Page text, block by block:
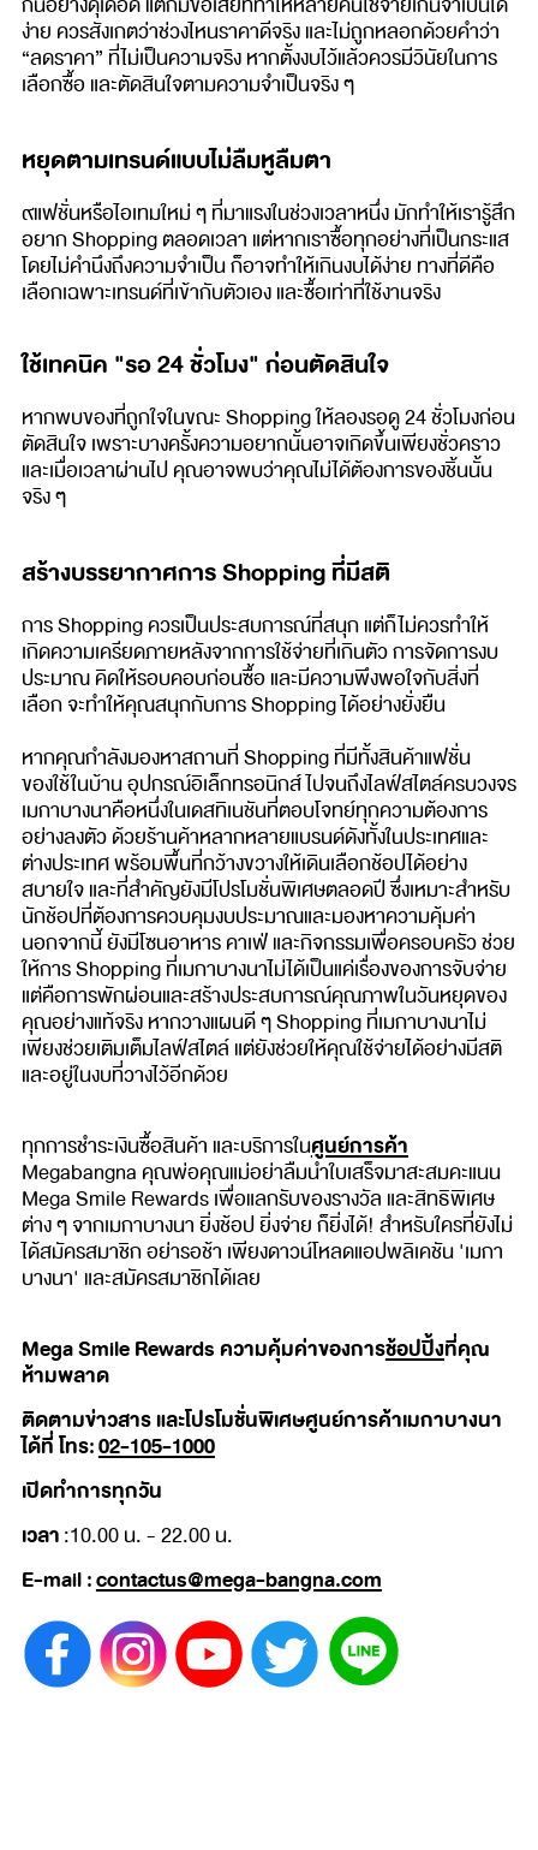
ง่าย ควรสังเกตว่าช่วงไหนราคาดีจริง และไม่ถูกหลอกด้วยคำว่า
“ลดราคา” ที่ไม่เป็นความจริง หากตั้งงบไว้แล้วควรมีวินัยในการ
เลือกซื้อ และตัดสินใจตามความจำเป็นจริง ๆ
หยุดตามเทรนด์แบบไม่ลืมหูลืมตา
๙แฟชั่นหรือไอเทมใหม่ ๆ ที่มาแรงในช่วงเวลาหนึ่ง มักทำให้เรารู้สึก
อยาก Shopping ตลอดเวลา แต่หากเราซื้อทุกอย่างที่เป็นกระแส
โดยไม่คำนึงถึงความจำเป็น ก็อาจทำให้เกินงบได้ง่าย ทางที่ดีคือ
เลือกเฉพาะเทรนด์ที่เข้ากับตัวเอง และซื้อเท่าที่ใช้งานจริง
ใช้เทคนิค "รอ 24 ชั่วโมง" ก่อนตัดสินใจ
หากพบของที่ถูกใจในขณะ Shopping ให้ลองรอดู 24 ชั่วโมงก่อน
ตัดสินใจ เพราะบางครั้งความอยากนั้นอาจเกิดขึ้นเพียงชั่วคราว
และเมื่อเวลาผ่านไป คุณอาจพบว่าคุณไม่ได้ต้องการของชิ้นนั้น
จริง ๆ
สร้างบรรยากาศการ Shopping ที่มีสติ
การ Shopping ควรเป็นประสบการณ์ที่สนุก แต่ก็ไม่ควรทำให้
เกิดความเครียดภายหลังจากการใช้จ่ายที่เกินตัว การจัดการงบ
ประมาณ คิดให้รอบคอบก่อนซื้อ และมีความพึงพอใจกับสิ่งที่
เลือก จะทำให้คุณสนุกกับการ Shopping ได้อย่างยั่งยืน
หากคุณกำลังมองหาสถานที่ Shopping ที่มีทั้งสินค้าแฟชั่น
ของใช้ในบ้าน อุปกรณ์อิเล็กทรอนิกส์ ไปจนถึงไลฟ์สไตล์ครบวงจร
เมกาบางนาคือหนึ่งในเดสทิเนชันที่ตอบโจทย์ทุกความต้องการ
อย่างลงตัว ด้วยร้านค้าหลากหลายแบรนด์ดังทั้งในประเทศและ
ต่างประเทศ พร้อมพื้นที่กว้างขวางให้เดินเลือกช้อปได้อย่าง
สบายใจ และที่สำคัญยังมีโปรโมชั่นพิเศษตลอดปี ซึ่งเหมาะสำหรับ
นักช้อปที่ต้องการควบคุมงบประมาณและมองหาความคุ้มค่า
นอกจากนี้ ยังมีโซนอาหาร คาเฟ่ และกิจกรรมเพื่อครอบครัว ช่วย
ให้การ Shopping ที่เมกาบางนาไม่ได้เป็นแค่เรื่องของการจับจ่าย
แต่คือการพักผ่อนและสร้างประสบการณ์คุณภาพในวันหยุดของ
คุณอย่างแท้จริง หากวางแผนดี ๆ Shopping ที่เมกาบางนาไม่
เพียงช่วยเติมเต็มไลฟ์สไตล์ แต่ยังช่วยให้คุณใช้จ่ายได้อย่างมีสติ
และอยู่ในงบที่วางไว้อีกด้วย
ทุกการชำระเงินซื้อสินค้า และบริการในศูนย์การค้า
Megabangna คุณพ่อคุณแม่อย่าลืมนำใบเสร็จมาสะสมคะแนน
Mega Smile Rewards เพื่อแลกรับของรางวัล และสิทธิพิเศษ
ต่าง ๆ จากเมกาบางนา ยิ่งช้อป ยิ่งจ่าย ก็ยิ่งได้! สำหรับใครที่ยังไม่
ได้สมัครสมาชิก อย่ารอช้า เพียงดาวน์โหลดแอปพลิเคชัน 'เมกา
บางนา' และสมัครสมาชิกได้เลย
Mega Smile Rewards ความคุ้มค่าของการช้อปปิ้งที่คุณ
ห้ามพลาด
ติดตามข่าวสาร และโปรโมชั่นพิเศษศูนย์การค้าเมกาบางนา
ได้ที่ โทร:02-105-1000
เปิดทำการทุกวัน
เวลา:10.00 น. - 22.00 น.
E-mail :contactus@mega-bangna.com